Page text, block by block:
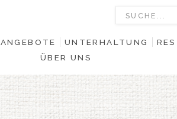
ANGEBOTE UNTERHALTUNG
ÜBER UNS